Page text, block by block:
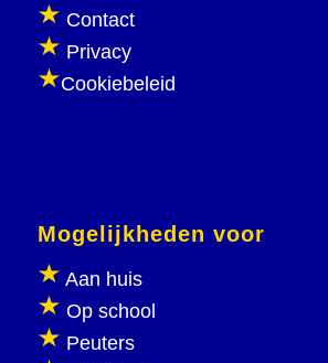
Contact
Privacy
Cookiebeleid
Mogelijkheden voor
Aan huis
Op school
Peuters